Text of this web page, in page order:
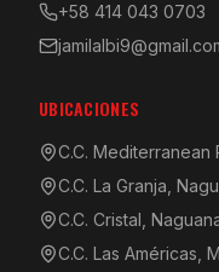
+58 414 043 0703
UBICACIONES
C.C. Mediterranean
C.C. La Granja,
C.C. Cristal,
C.C. Las Américas,